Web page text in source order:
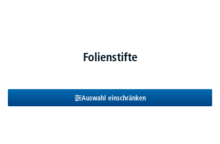
Folienstifte
Auswahl einschränken